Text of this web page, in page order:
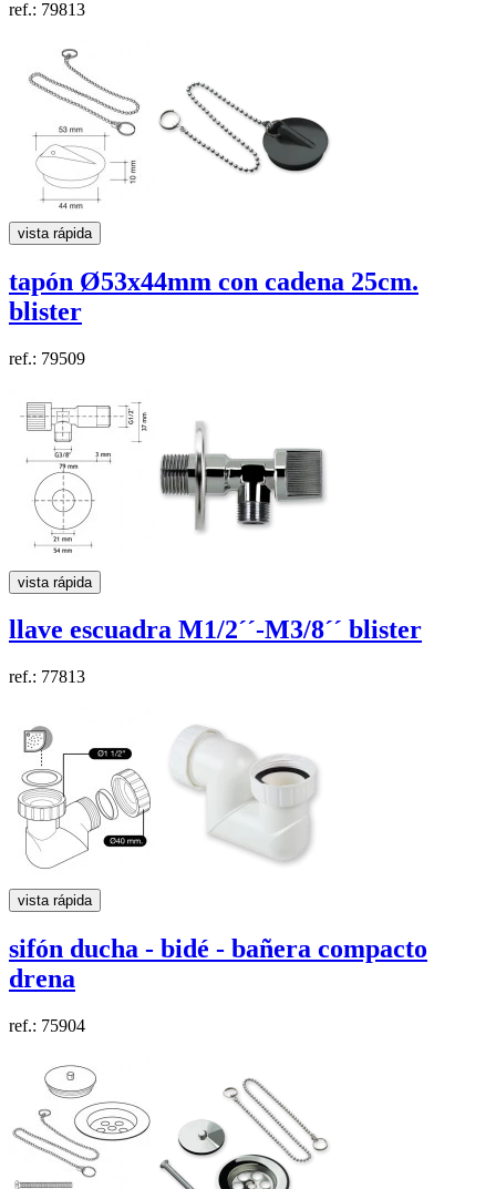
ref.: 79813
vista rápida
tapón Ø53x44mm con cadena 25cm.
blister
ref.: 79509
vista rápida
llave escuadra M1/2´´-M3/8´´ blister
ref.: 77813
vista rápida
sifón ducha - bidé - bañera compacto
drena
ref.: 75904